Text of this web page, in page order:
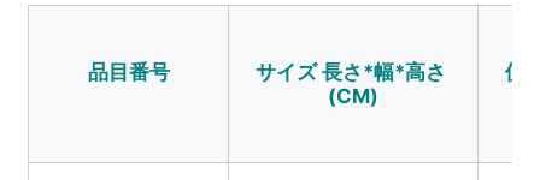
屋外遊び場
品目番号
サイズ 長さ*幅*高さ
(CM)
使